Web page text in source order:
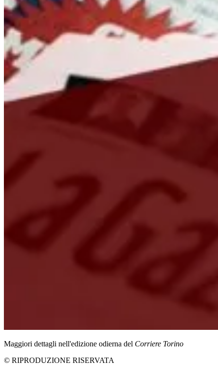
Maggiori dettagli nell'edizione odierna del Corriere Torino
© RIPRODUZIONE RISERVATA